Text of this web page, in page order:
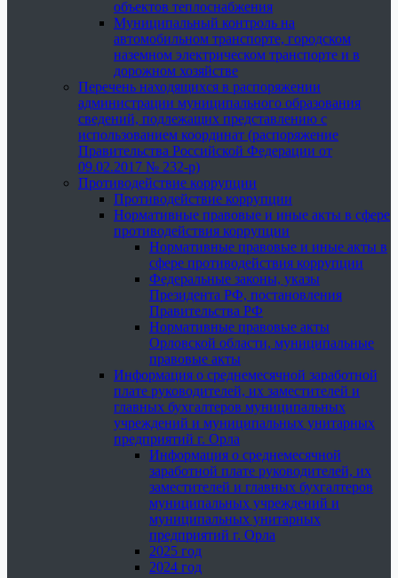
объектов теплоснабжения
Муниципальный контроль на
автомобильном транспорте, городском
наземном электрическом транспорте и в
дорожном хозяйстве
Перечень находящихся в распоряжении
администрации муниципального образования
сведений, подлежащих представлению с
использованием координат (распоряжение
Правительства Российской Федерации от
09.02.2017 № 232-р)
Противодействие коррупции
Противодействие коррупции
Нормативные правовые и иные акты в сфере
противодействия коррупции
Нормативные правовые и иные акты в
сфере противодействия коррупции
Федеральные законы, указы
Президента РФ, постановления
Правительства РФ
Нормативные правовые акты
Орловской области, муниципальные
правовые акты
Информация о среднемесячной заработной
плате руководителей, их заместителей и
главных бухгалтеров муниципальных
учреждений и муниципальных унитарных
предприятий г. Орла
Информация о среднемесячной
заработной плате руководителей, их
заместителей и главных бухгалтеров
муниципальных учреждений и
муниципальных унитарных
предприятий г. Орла
2025 год
2024 год